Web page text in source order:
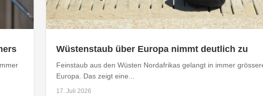
Wüstenstaub über Europa nimmt deutlich zu
Feinstaub aus den Wüsten Nordafrikas gelangt in immer
Europa. Das zeigt eine...
17. Juli 2026